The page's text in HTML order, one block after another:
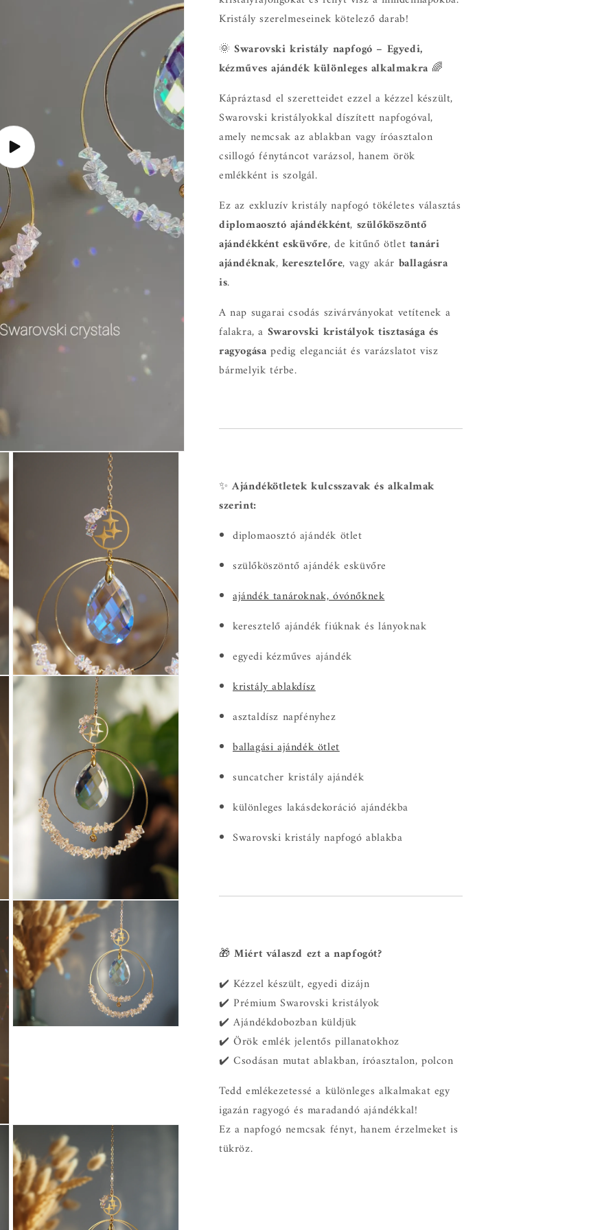
Videó
lejátszása
6.
médiafájl
párbeszédpanelen
médiafájl
megnyitása
a
modális
párbeszédpanelen
Kristály szerelmeseinek kötelező darab!
🌞Swarovski kristály napfogó – Egyedi,
kézműves ajándék különleges alkalmakra 🌈
Kápráztasd el szeretteidet ezzel a kézzel készült,
Swarovski kristályokkal díszített napfogóval,
amely nemcsak az ablakban vagy íróasztalon
csillogó fénytáncot varázsol, hanem örök
emlékként is szolgál.
Ez az exkluzív kristály napfogó tökéletes választás
diplomaosztó ajándékként, szülőköszöntő
ajándékként esküvőre, de kitűnő ötlet tanári
ajándéknak,keresztelőre, vagy akár ballagásra
is.
A nap sugarai csodás szivárványokat vetítenek a
falakra, a Swarovski kristályok tisztasága és
ragyogása pedig eleganciát és varázslatot visz
bármelyik térbe.
✨Ajándékötletek kulcsszavak és alkalmak
szerint:
diplomaosztó ajándék ötlet
szülőköszöntő ajándék esküvőre
ajándék tanároknak, óvónőknek
keresztelő ajándék fiúknak és lányoknak
egyedi kézműves ajándék
kristály ablakdísz
asztaldísz napfényhez
ballagási ajándék ötlet
suncatcher kristály ajándék
különleges lakásdekoráció ajándékba
Swarovski kristály napfogó ablakba
🎁Miért válaszd ezt a napfogót?
✔️ Kézzel készült, egyedi dizájn
✔️ Prémium Swarovski kristályok
✔️ Ajándékdobozban küldjük
✔️ Örök emlék jelentős pillanatokhoz
✔️ Csodásan mutat ablakban, íróasztalon, polcon
Tedd emlékezetessé a különleges alkalmakat egy
igazán ragyogó és maradandó ajándékkal!
Ez a napfogó nemcsak fényt, hanem érzelmeket is
tükröz.